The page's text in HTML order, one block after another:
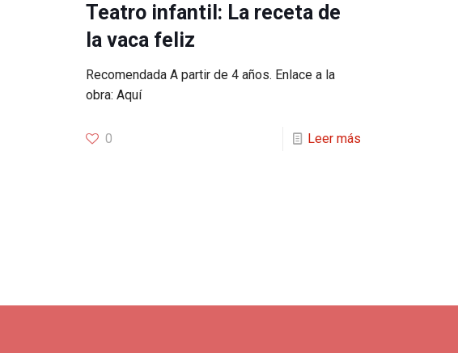
Teatro infantil: La receta de
la vaca feliz
Recomendada A partir de 4 años. Enlace a la
obra: Aquí
0 Leer más